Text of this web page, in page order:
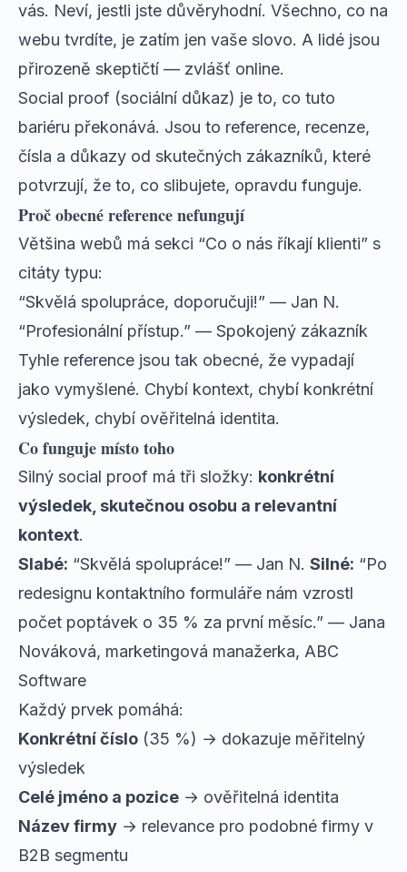
vás. Neví, jestli jste důvěryhodní. Všechno, co na
webu tvrdíte, je zatím jen vaše slovo. A lidé jsou
přirozeně skeptičtí — zvlášť online.
Social proof (sociální důkaz) je to, co tuto
bariéru překonává. Jsou to reference, recenze,
čísla a důkazy od skutečných zákazníků, které
potvrzují, že to, co slibujete, opravdu funguje.
Proč obecné reference nefungují
Většina webů má sekci “Co o nás říkají klienti” s
citáty typu:
“Skvělá spolupráce, doporučuji!” — Jan N.
“Profesionální přístup.” — Spokojený zákazník
Tyhle reference jsou tak obecné, že vypadají
jako vymyšlené. Chybí kontext, chybí konkrétní
výsledek, chybí ověřitelná identita.
Co funguje místo toho
Silný social proof má tři složky: konkrétní
výsledek, skutečnou osobu a relevantní
kontext.
Slabé: “Skvělá spolupráce!” — Jan N. Silné: “Po
redesignu kontaktního formuláře nám vzrostl
počet poptávek o 35 % za první měsíc.” — Jana
Nováková, marketingová manažerka, ABC
Software
Každý prvek pomáhá:
Konkrétní číslo (35 %) → dokazuje měřitelný
výsledek
Celé jméno a pozice → ověřitelná identita
Název firmy → relevance pro podobné firmy v
B2B segmentu